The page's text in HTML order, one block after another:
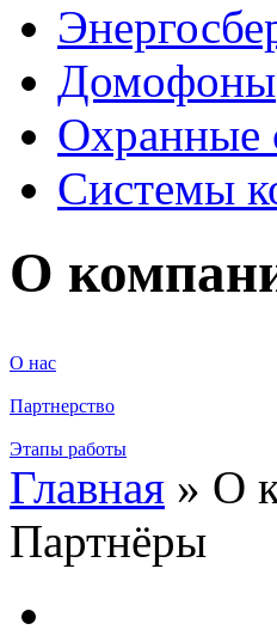
Домофоны
Охранные
Системы
О
О нас
Партнерство
Этапы работы
Главная » О
Партнёры